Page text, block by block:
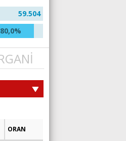
59.504
80,0%
ORAN